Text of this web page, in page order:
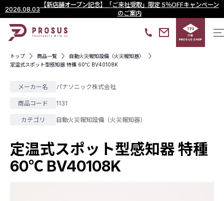
2026.08.03
【新店舗オープン記念】「ご来社受取」限定 5％OFFキャンペーン
のご案内
THE
PROSUS SHOP
トップ 商品一覧
自動火災報知設備（火災報知器）
定温式スポット型感知器 特種 60℃ BV40108K
メーカー名 パナソニック株式会社
商品コード 1131
カテゴリ 自動火災報知設備（火災報知器）
定温式スポット型感知器 特種
60℃ BV40108K